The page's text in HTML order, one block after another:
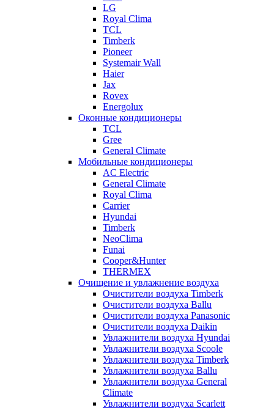
LG
Royal Clima
TCL
Timberk
Pioneer
Systemair Wall
Haier
Jax
Rovex
Energolux
Оконные кондиционеры
TCL
Gree
General Climate
Мобильные кондиционеры
AC Electric
General Climate
Royal Clima
Carrier
Hyundai
Timberk
NeoClima
Funai
Cooper&Hunter
THERMEX
Очищение и увлажнение воздуха
Очистители воздуха Timberk
Очистители воздуха Ballu
Очистители воздуха Panasonic
Очистители воздуха Daikin
Увлажнители воздуха Hyundai
Увлажнители воздуха Scoole
Увлажнители воздуха Timberk
Увлажнители воздуха Ballu
Увлажнители воздуха General
Climate
Увлажнители воздуха Scarlett